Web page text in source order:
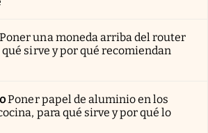
Poner una moneda arriba del router
qué sirve y por qué recomiendan
Poner papel de aluminio en los
para qué sirve y por qué lo